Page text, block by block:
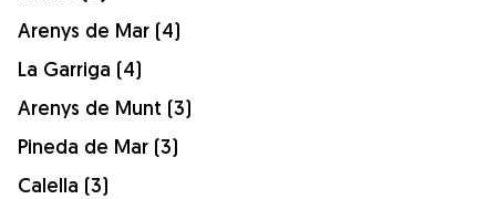
Arenys de Mar (4)
La Garriga (4)
Arenys de Munt (3)
Pineda de Mar (3)
Calella (3)